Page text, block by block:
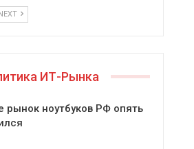
ИТ-Рынка
рынок ноутбуков РФ опять